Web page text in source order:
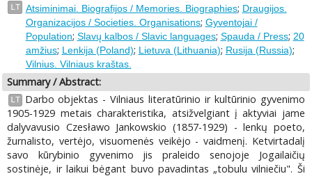
LT Atsiminimai. Biografijos / Memories. Biographies; Draugijos.
Organizacijos / Societies. Organisations; Gyventojai /
Population; Slavų kalbos / Slavic languages; Spauda / Press; 20
amžius; Lenkija (Poland); Lietuva (Lithuania); Rusija (Russia);
Vilnius. Vilniaus kraštas.
Summary / Abstract:
LT
Darbo objektas - Vilniaus literatūrinio ir kultūrinio gyvenimo
1905-1929 metais charakteristika, atsižvelgiant į aktyviai jame
dalyvavusio Czesławo Jankowskio (1857-1929) - lenkų poeto,
žurnalisto, vertėjo, visuomenės veikėjo - vaidmenį. Ketvirtadalį
savo kūrybinio gyvenimo jis praleido senojoje Jogailaičių
sostinėje, ir laikui bėgant buvo pavadintas „tobulu vilniečiu". Ši